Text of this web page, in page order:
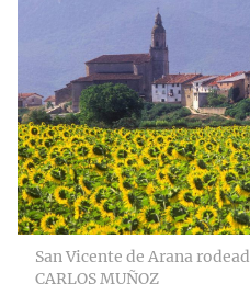
San Vicente de Arana
CARLOS MUÑOZ